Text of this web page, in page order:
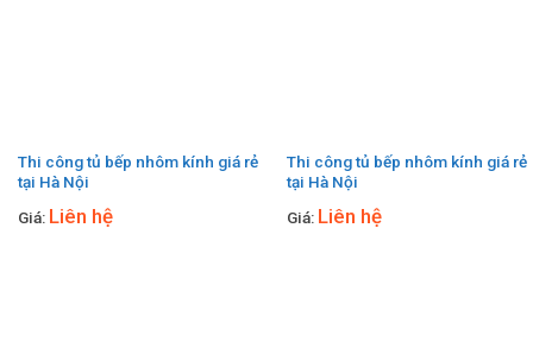
Thi công tủ bếp nhôm kính giá rẻ
tại Hà Nội
Giá: Liên hệ
Thi công tủ bếp nhôm kính giá rẻ
tại Hà Nội
Giá: Liên hệ